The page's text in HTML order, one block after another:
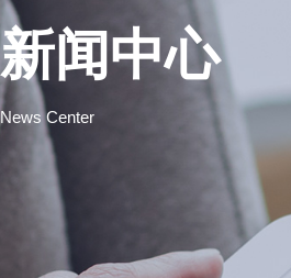
新闻中心
News Center